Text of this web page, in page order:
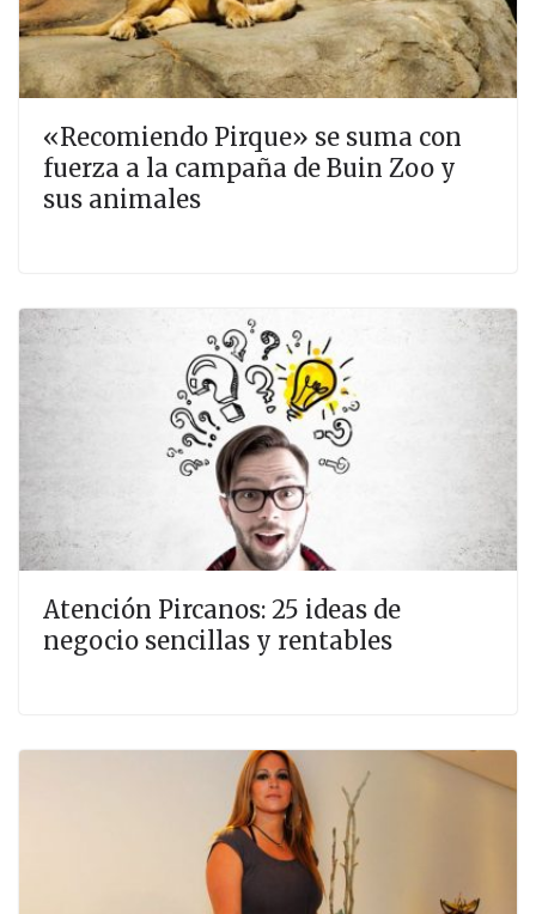
«Recomiendo Pirque» se suma con
fuerza a la campaña de Buin Zoo y
sus animales
Atención Pircanos: 25 ideas de
negocio sencillas y rentables